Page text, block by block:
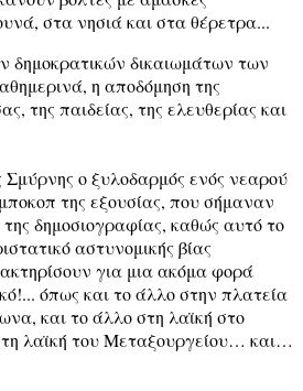
στα νησιά και στα θέρετρα...
δημοκρατικών δικαιωμάτων των
η αποδόμηση της
της παιδείας, της ελευθερίας και
ο ξυλοδαρμός ενός νεαρού
της εξουσίας, που σήμαναν
δημοσιογραφίας, καθώς αυτό το
αστυνομικής βίας
για μια ακόμα φορά
όπως και το άλλο στην πλατεία
και το άλλο στη λαϊκή στο
λαϊκή του Μεταξουργείου… και…